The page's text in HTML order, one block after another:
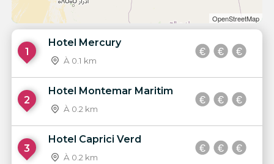
OpenStreetMap
1
Hotel Mercury
À 0.1 km
2
Hotel Montemar Maritim
À 0.2 km
3
Hotel Caprici Verd
À 0.2 km